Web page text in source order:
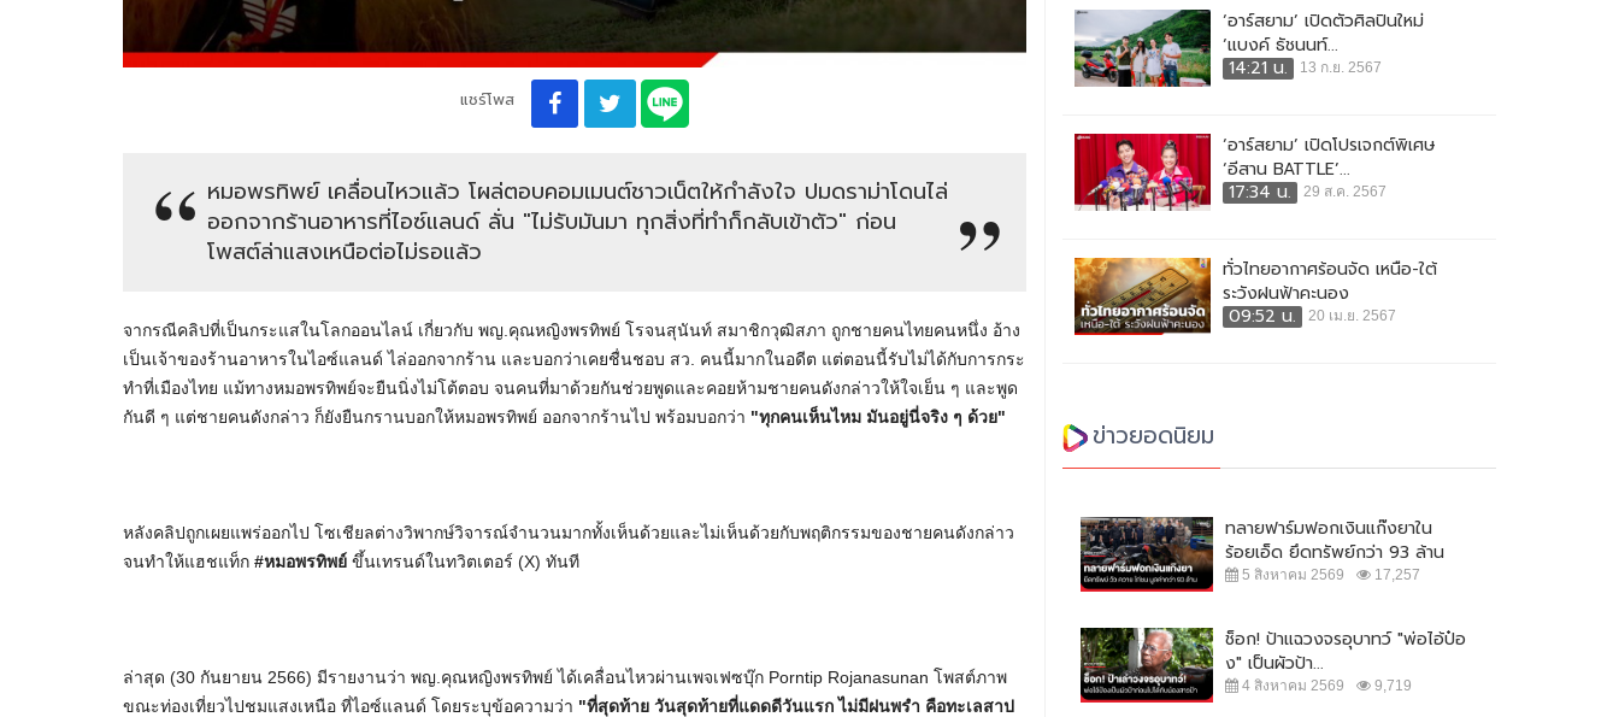
แชร์โพส
หมอพรทิพย์ เคลื่อนไหวแล้ว โผล่ตอบคอมเมนต์ชาวเน็ตให้กำลังใจ ปมดราม่าโดนไล่
ออกจากร้านอาหารที่ไอซ์แลนด์ ลั่น "ไม่รับมันมา ทุกสิ่งที่ทำก็กลับเข้าตัว" ก่อน
โพสต์ล่าแสงเหนือต่อไม่รอแล้ว
จากรณีคลิปที่เป็นกระแสในโลกออนไลน์ เกี่ยวกับ พญ.คุณหญิงพรทิพย์ โรจนสุนันท์ สมาชิกวุฒิสภา ถูกชายคนไทยคนหนึ่ง อ้าง
เป็นเจ้าของร้านอาหารในไอซ์แลนด์ ไล่ออกจากร้าน และบอกว่าเคยชื่นชอบ สว. คนนี้มากในอดีต แต่ตอนนี้รับไม่ได้กับการกระ
ทำที่เมืองไทย แม้ทางหมอพรทิพย์จะยืนนิ่งไม่โต้ตอบ จนคนที่มาด้วยกันช่วยพูดและคอยห้ามชายคนดังกล่าวให้ใจเย็น ๆ และพูด
กันดี ๆ แต่ชายคนดังกล่าว ก็ยังยืนกรานบอกให้หมอพรทิพย์ ออกจากร้านไป พร้อมบอกว่า "ทุกคนเห็นไหม มันอยู่นี่จริง ๆ ด้วย"
หลังคลิปถูกเผยแพร่ออกไป โซเชียลต่างวิพากษ์วิจารณ์จำนวนมากทั้งเห็นด้วยและไม่เห็นด้วยกับพฤติกรรมของชายคนดังกล่าว
จนทำให้แฮชแท็ก #หมอพรทิพย์ ขึ้นเทรนด์ในทวิตเตอร์ (X) ทันที
ล่าสุด (30 กันยายน 2566) มีรายงานว่า พญ.คุณหญิงพรทิพย์ ได้เคลื่อนไหวผ่านเพจเฟซบุ๊ก Porntip Rojanasunan โพสต์ภาพ
ขณะท่องเที่ยวไปชมแสงเหนือ ที่ไอซ์แลนด์ โดยระบุข้อความว่า "ที่สุดท้าย วันสุดท้ายที่แดดดีวันแรก ไม่มีฝนพรำ คือทะเลสาป
‘อาร์สยาม’ เปิดตัวศิลปินใหม่
‘แบงค์ ธัชนนท์...
14:21 น.
13 ก.ย. 2567
‘อาร์สยาม’ เปิดโปรเจกต์พิเศษ
‘อีสาน BATTLE’...
17:34 น.
29 ส.ค. 2567
ทั่วไทยอากาศร้อนจัด เหนือ-ใต้
ระวังฝนฟ้าคะนอง
09:52 น.
20 เม.ย. 2567
ข่าวยอดนิยม
ทลายฟาร์มฟอกเงินแก๊งยาใน
ร้อยเอ็ด ยึดทรัพย์กว่า 93 ล้าน
5 สิงหาคม 2569 17,257
ช็อก! ป้าแฉวงจรอุบาทว์ "พ่อไอ้ป๋อ
ง" เป็นผัวป้า...
4 สิงหาคม 2569 9,719